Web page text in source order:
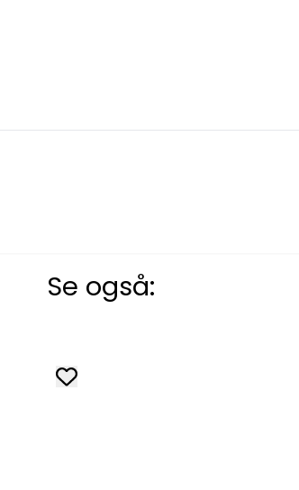
Se også: